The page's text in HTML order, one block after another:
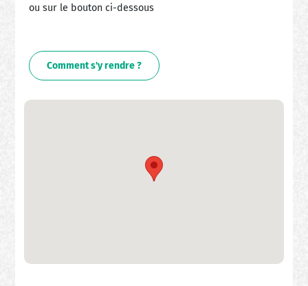
ou sur le bouton ci-dessous
Comment s'y rendre ?